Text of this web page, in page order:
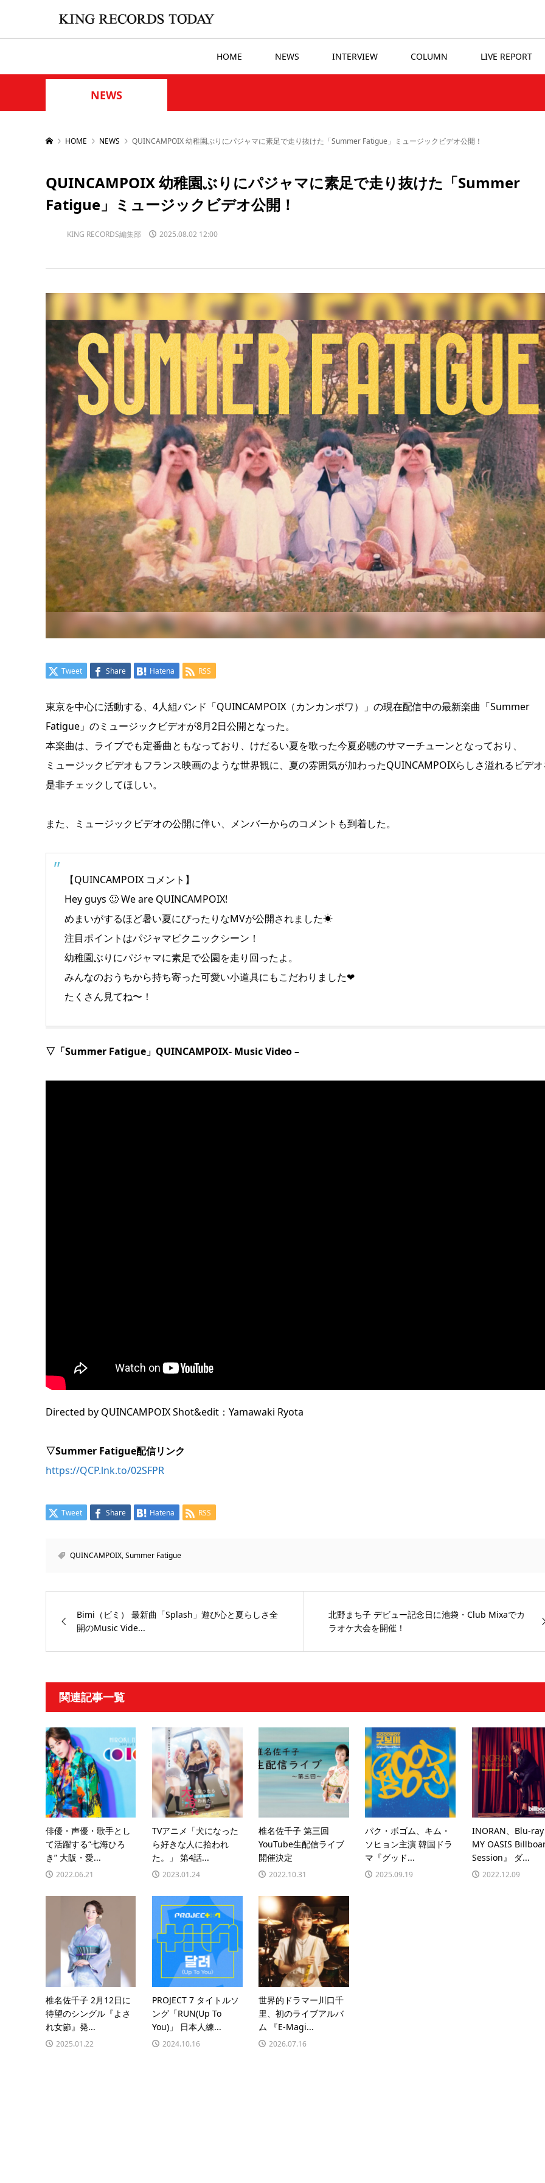
HOME NEWS INTERVIEW COLUMN LIVE REPORT
NEWS
HOME NEWS QUINCAMPOIX 幼稚園ぶりにパジャマに素足で走り抜けた「Summer Fatigue」ミュージックビデオ公開！
QUINCAMPOIX 幼稚園ぶりにパジャマに素足で走り抜けた「Summer
Fatigue」ミュージックビデオ公開！
KING RECORDS編集部 2025.08.02 12:00
Tweet Share Hatena RSS
東京を中心に活動する、4人組バンド「QUINCAMPOIX（カンカンポワ）」の現在配信中の最新楽曲「Summer
Fatigue」のミュージックビデオが8月2日公開となった。
本楽曲は、ライブでも定番曲ともなっており、けだるい夏を歌った今夏必聴のサマーチューンとなっており、
ミュージックビデオもフランス映画のような世界観に、夏の雰囲気が加わったQUINCAMPOIXらしさ溢れるビデ
是非チェックしてほしい。
また、ミュージックビデオの公開に伴い、メンバーからのコメントも到着した。
【QUINCAMPOIX コメント】
Hey guys 🙂 We are QUINCAMPOIX!
めまいがするほど暑い夏にぴったりなMVが公開されました☀
注目ポイントはパジャマピクニックシーン！
幼稚園ぶりにパジャマに素足で公園を走り回ったよ。
みんなのおうちから持ち寄った可愛い小道具にもこだわりました❤
たくさん見てね〜！
▽「Summer Fatigue」QUINCAMPOIX- Music Video –
Directed by QUINCAMPOIX Shot&edit：Yamawaki Ryota
▽Summer Fatigue配信リンク
https://QCP.lnk.to/02SFPR
Tweet Share Hatena RSS
QUINCAMPOIX,Summer Fatigue
Bimi（ビミ） 最新曲「Splash」遊び心と夏らしさ全
開のMusic Vide...
北野まち子 デビュー記念日に池袋・Club Mixaでカ
ラオケ大会を開催！
関連記事一覧
俳優・声優・歌手とし
て活躍する“七海ひろ
き” 大阪・愛...
2022.06.21
TVアニメ「犬になった
ら好きな人に拾われ
た。」 第4話...
2023.01.24
椎名佐千子 第三回
YouTube生配信ライブ
開催決定
2022.10.31
パク・ボゴム、キム・
ソヒョン主演 韓国ドラ
マ『グッド...
2025.09.19
INORAN、Blu-
MY OASIS
Session』 ダ...
2022.12.09
椎名佐千子 2月12日に
待望のシングル『よさ
れ女節』発...
2025.01.22
PROJECT 7 タイトルソ
ング「RUN(Up To
You)」 日本人練...
2024.10.16
世界的ドラマー川口千
里、初のライブアルバ
ム 『E-Magi...
2026.07.16